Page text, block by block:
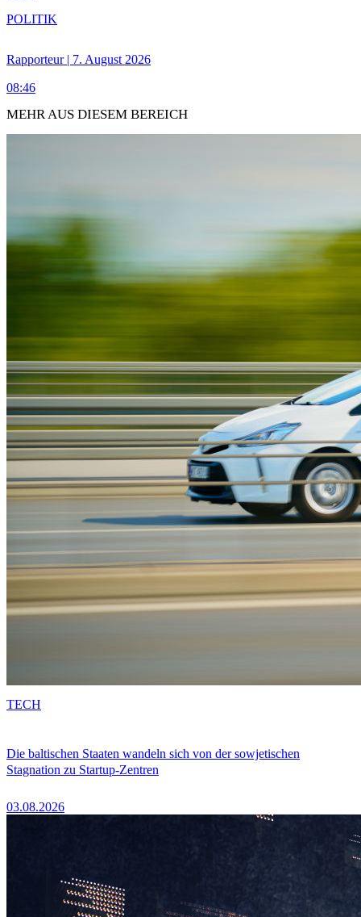
Rapporteur | 7. August 2026
08:46
POLITIK
MEHR AUS DIESEM BEREICH
Die baltischen Staaten wandeln sich von der sowjetischen
Stagnation zu Startup-Zentren
03.08.2026
TECH